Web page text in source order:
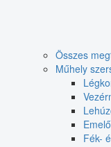
Összes
Műhely
Fék-